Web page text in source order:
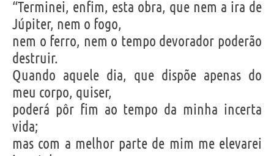
“Terminei, enfim, esta obra, que nem a ira de
Júpiter, nem o fogo,
nem o ferro, nem o tempo devorador poderão
destruir.
Quando aquele dia, que dispõe apenas do
meu corpo, quiser,
poderá pôr fim ao tempo da minha incerta
vida;
mas com a melhor parte de mim me elevarei